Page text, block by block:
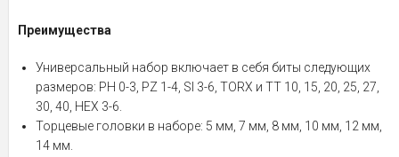
Преимущества
Универсальный набор включает в себя биты следующих
размеров: PH 0-3, PZ 1-4, Sl 3-6, TORX и ТТ 10, 15, 20, 25, 27,
30, 40, HEX 3-6.
Торцевые головки в наборе: 5 мм, 7 мм, 8 мм, 10 мм, 12 мм,
14 мм.